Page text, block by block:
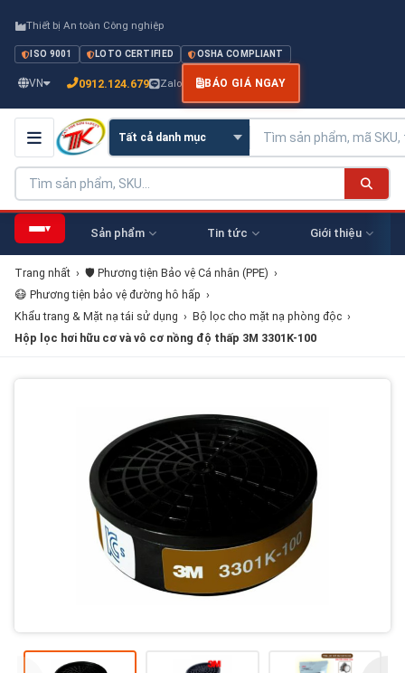
Thiết bị An toàn Công nghiệp
ISO 9001 LOTO CERTIFIED OSHA COMPLIANT
VN 0912.124.679 Zalo BÁO GIÁ NGAY
▾ Sản phẩm Tin tức Giới thiệu
Trang nhất › 🛡️ Phương tiện Bảo vệ Cá nhân (PPE) ›
😷 Phương tiện bảo vệ đường hô hấp ›
Khẩu trang & Mặt nạ tái sử dụng › Bộ lọc cho mặt nạ phòng độc ›
Hộp lọc hơi hữu cơ và vô cơ nồng độ thấp 3M 3301K-100